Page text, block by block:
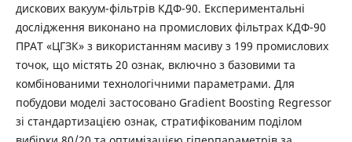
дискових вакуум-фільтрів КДФ-90. Експериментальні
дослідження виконано на промислових фільтрах КДФ-90
ПРАТ «ЦГЗК» з використанням масиву з 199 промислових
точок, що містять 20 ознак, включно з базовими та
комбінованими технологічними параметрами. Для
побудови моделі застосовано Gradient Boosting Regressor
зі стандартизацією ознак, стратифікованим поділом